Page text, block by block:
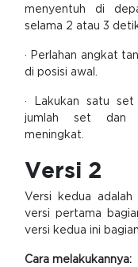
menyentuh di
selama 2 atau 3
· Perlahan angkat
di posisi awal.
· Lakukan satu
jumlah set dan
meningkat.
Versi 2
Versi kedua
versi pertama
versi kedua ini
Cara melakukannya: